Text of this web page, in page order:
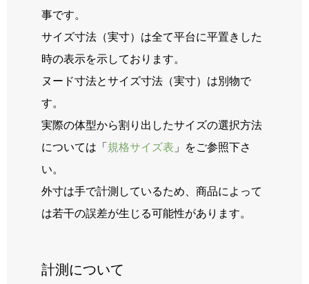
事です。
サイズ寸法（実寸）は全て平台に平置きした
時の表示を示しております。
ヌード寸法とサイズ寸法（実寸）は別物で
す。
実際の体型から割り出したサイズの選択方法
については「 規格サイズ表 」をご参照下さ
い。
外寸は手で計測しているため、商品によって
は若干の誤差が生じる可能性があります。
計測について